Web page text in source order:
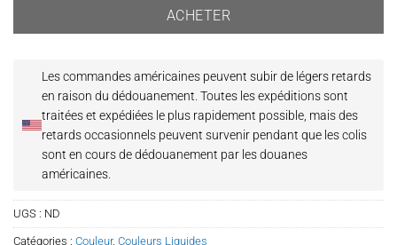
ACHETER
Les commandes américaines peuvent subir de légers retards
en raison du dédouanement. Toutes les expéditions sont
traitées et expédiées le plus rapidement possible, mais des
retards occasionnels peuvent survenir pendant que les colis
sont en cours de dédouanement par les douanes
américaines.
UGS : ND
Catégories : Couleur, Couleurs Liquides